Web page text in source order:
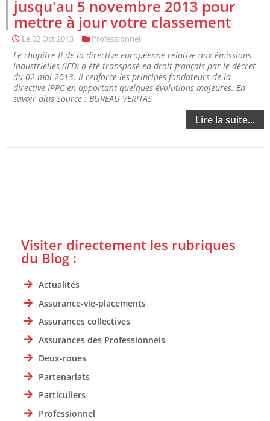
jusqu'au 5 novembre 2013 pour
mettre à jour votre classement
Le02 Oct 2013 Professionnel
Le chapitre II de la directive européenne relative aux émissions
industrielles (IED) a été transposé en droit français par le décret
du 02 mai 2013. Il renforce les principes fondateurs de la
directive IPPC en apportant quelques évolutions majeures. En
savoir plus Source : BUREAU VERITAS
Lire la suite...
Visiter directement les rubriques
du Blog :
Actualités
Assurance-vie-placements
Assurances collectives
Assurances des Professionnels
Deux-roues
Partenariats
Particuliers
Professionnel